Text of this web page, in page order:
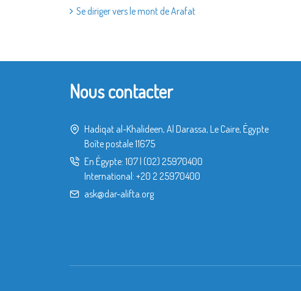
Se diriger vers le mont de Arafat
Nous contacter
Hadiqat al-Khalideen, Al Darassa, Le Caire, Égypte
Boîte postale 11675
En Égypte: 107| (02) 25970400
International: +20 2 25970400
ask@dar-alifta.org